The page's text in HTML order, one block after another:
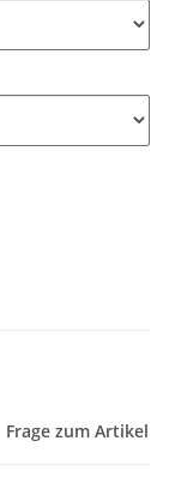
Frage zum Artikel